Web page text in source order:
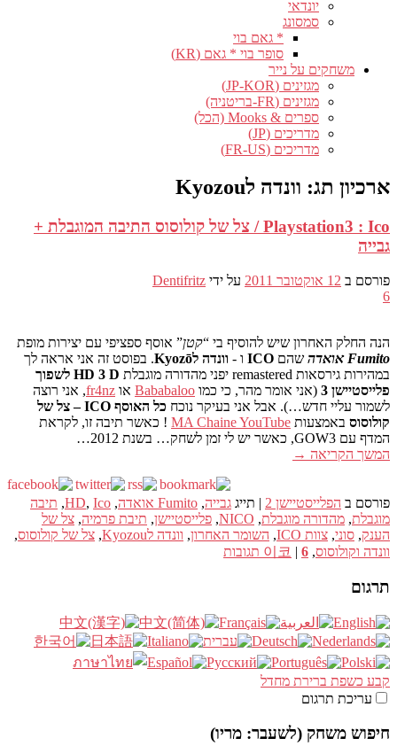
יונדאי
סמסונג
* גאם בוי
סופר בוי * גאם (KR)
משחקים על נייר
מגזינים (JP-KOR)
מגזינים (FR-בריטניה)
ספרים & Mooks (הכל)
מדריכים (JP)
מדריכים (FR-US)
ארכיון תג: וונדה לKyozou
Playstation3 : Ico / צל של קולוסוס התיבה המוגבלת +
גבייה
פורסם ב 12 אוקטובר 2011 על ידי Dentifritz
6
הנה החלק האחרון שיש להוסיף בי “קטן” אוסף ספציפי עם יצירות מופת
Fumito אואדה
שהם ICO ו - וונדה לKyozō
. בפוסט זה אני אראה לך
במהירות גירסאות remastered יפני מהדורה מוגבלת
HD 3 D ​​לשפוך
פלייסטיישן 3
(אני אומר מהר, כי כמו Bababaloo או fr4nz, אני רוצה
לשמור עליי חדש…). אבל אני בעיקר נוכח
כל האוסף ICO – צל של
קולוסוס באמצעות MA Chaine YouTube ! כאשר תיבה זו, לקראת
המדף עם GOW3, כאשר יש לי זמן לשחק… בשנת 2012…
המשך הקריאה →
פורסם ב הפלייסטיישן 2 | תייג גבייה, Fumito אואדה ,
HD, Ico
, תיבה
מוגבלת, מהדורה מוגבלת,
NICO
, פלייסטיישן, תיבת פרמיה, צל של
הענק, סוני, צוות ICO , השומר האחרון, וונדה לKyozou , צל של קולוסוס,
וונדה וקולוסוס,
이코 | 6 תגובות
תרגום
קבע כשפת ברירת מחדל
עריכת תרגום
חיפוש משחק (לשעבר: מריו)